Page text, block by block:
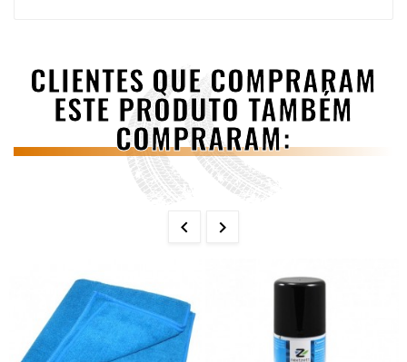
CLIENTES QUE COMPRARAM
ESTE PRODUTO TAMBÉM
COMPRARAM:
 